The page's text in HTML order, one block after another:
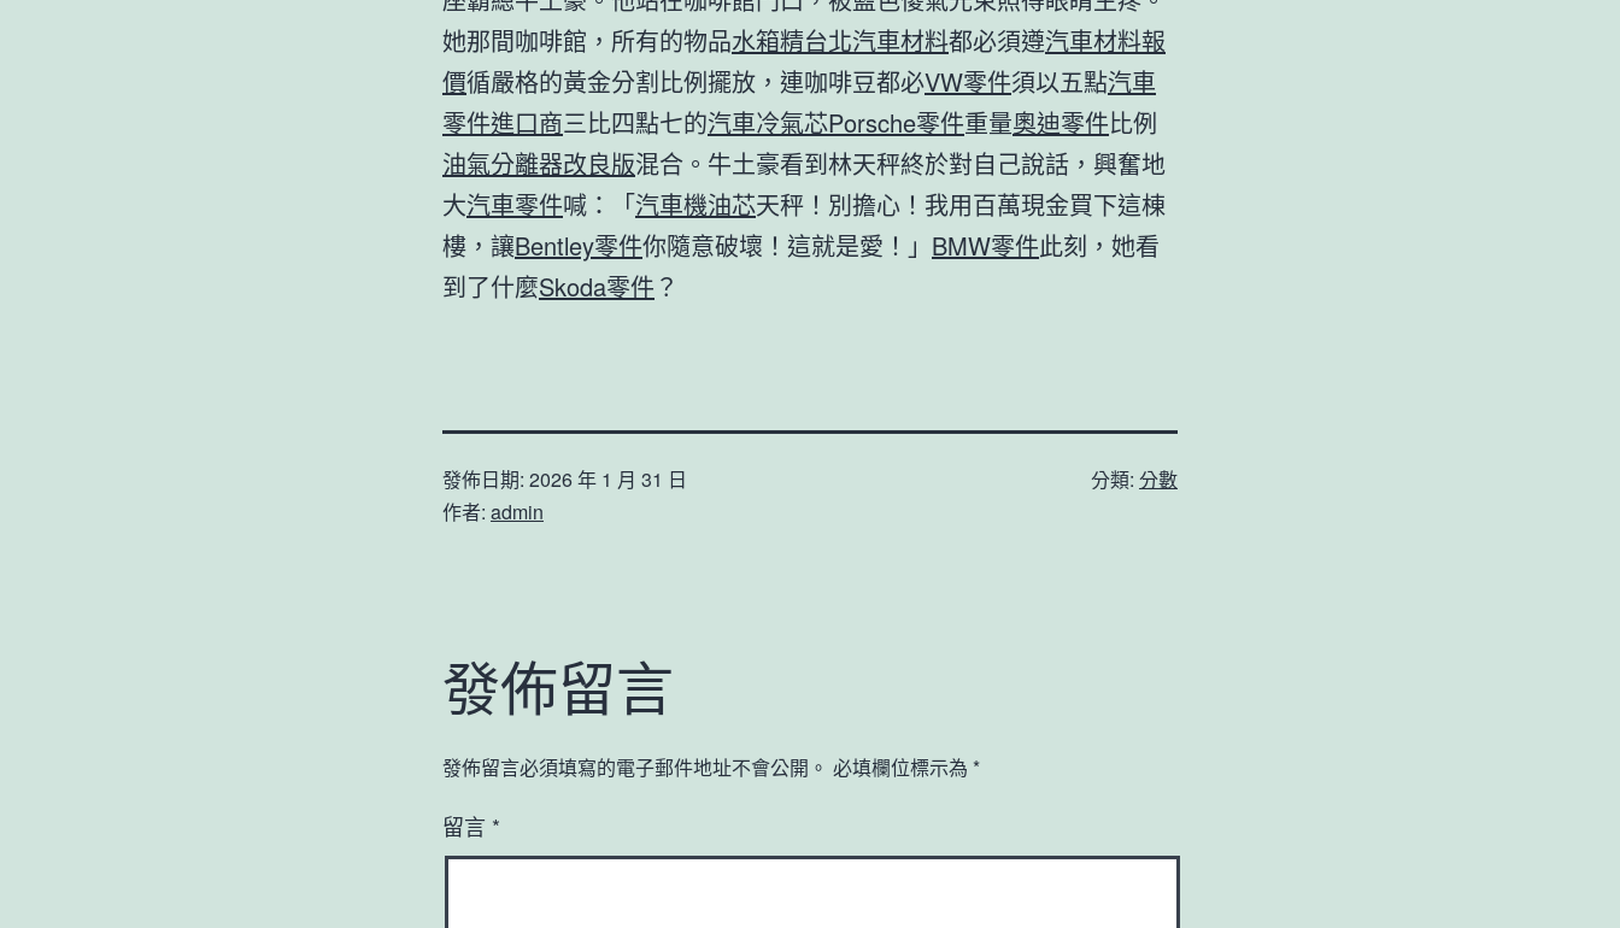
她那間咖啡館，所有的物品水箱精台北汽車材料都必須遵汽車材料報
價循嚴格的黃金分割比例擺放，連咖啡豆都必VW零件須以五點汽車
零件進口商三比四點七的汽車冷氣芯Porsche零件重量奧迪零件比例
油氣分離器改良版混合。牛土豪看到林天秤終於對自己說話，興奮地
大汽車零件喊：「汽車機油芯天秤！別擔心！我用百萬現金買下這棟
樓，讓Bentley零件你隨意破壞！這就是愛！」 BMW零件此刻，她看
到了什麼Skoda零件 ？
發佈日期: 2026 年 1 月 31 日
作者: admin
分類: 分數
發佈留言
發佈留言必須填寫的電子郵件地址不會公開。 必填欄位標示為 *
留言 *